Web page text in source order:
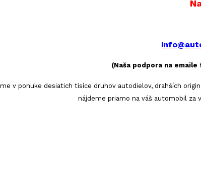
(Naša podpora na
v ponuke desiatich tisíce druhov autodielov, drahších
nájdeme priamo na váš automobil za